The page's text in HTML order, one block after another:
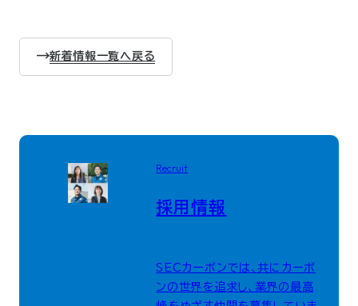
新着情報一覧へ戻る
Recruit
採用情報
SECカーボンでは、共にカーボ
ンの世界を追求し、業界の最高